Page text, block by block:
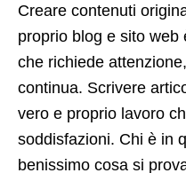
Creare contenuti
proprio blog e sito
che richiede
continua. Scrivere
vero e proprio lavoro
soddisfazioni. Chi è in
benissimo cosa si